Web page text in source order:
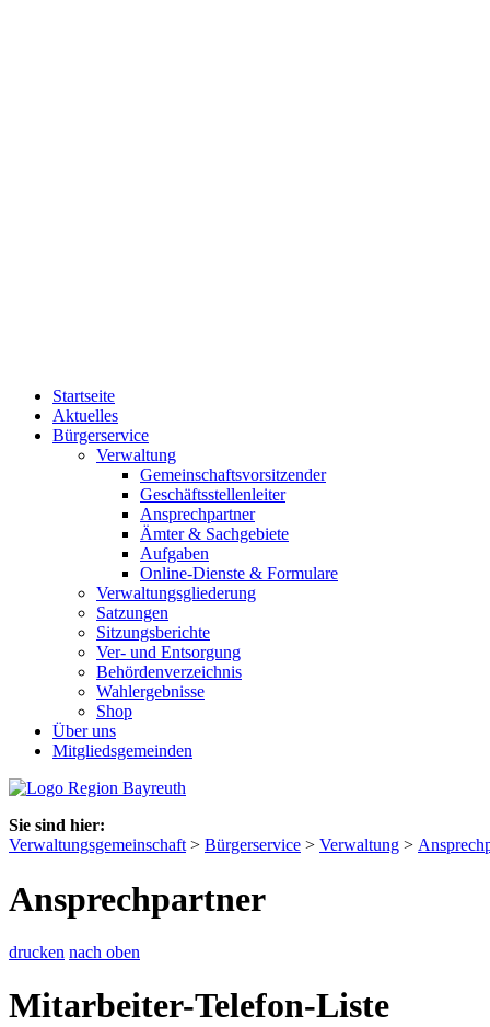
Startseite
Aktuelles
Bürgerservice
Verwaltung
Gemeinschaftsvorsitzender
Geschäftsstellenleiter
Ansprechpartner
Ämter & Sachgebiete
Aufgaben
Online-Dienste & Formulare
Verwaltungsgliederung
Satzungen
Sitzungsberichte
Ver- und Entsorgung
Behördenverzeichnis
Wahlergebnisse
Shop
Über uns
Mitgliedsgemeinden
Sie sind hier:
Verwaltungsgemeinschaft > Bürgerservice > Verwaltung >
Ansprechpartner
drucken nach oben
Mitarbeiter-Telefon-Liste